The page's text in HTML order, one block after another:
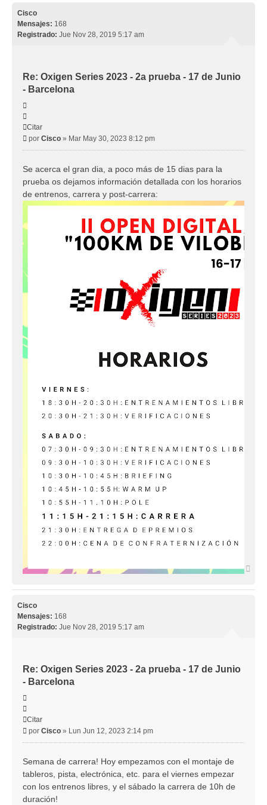
Cisco
Mensajes: 168
Registrado: Jue Nov 28, 2019 5:17 am
Re: Oxigen Series 2023 - 2a prueba - 17 de Junio
- Barcelona
Citar
Mensaje
por Cisco » Mar May 30, 2023 8:12 pm
Se acerca el gran dia, a poco más de 15 dias para la
prueba os dejamos información detallada con los horarios
de entrenos, carrera y post-carrera:
Cisco
Mensajes: 168
Registrado: Jue Nov 28, 2019 5:17 am
Re: Oxigen Series 2023 - 2a prueba - 17 de Junio
- Barcelona
Citar
Mensaje
por Cisco » Lun Jun 12, 2023 2:14 pm
Semana de carrera! Hoy empezamos con el montaje de
tableros, pista, electrónica, etc. para el viernes empezar
con los entrenos libres, y el sábado la carrera de 10h de
duración!